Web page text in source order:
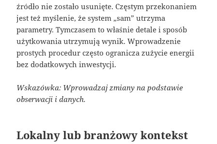
źródło nie zostało usunięte. Częstym przekonaniem
jest też myślenie, że system „sam” utrzyma
parametry. Tymczasem to właśnie detale i sposób
użytkowania utrzymują wynik. Wprowadzenie
prostych procedur często ogranicza zużycie energii
bez dodatkowych inwestycji.
Wskazówka: Wprowadzaj zmiany na podstawie
obserwacji i danych.
Lokalny lub branżowy kontekst